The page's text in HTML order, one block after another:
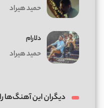
حمید هیراد
دلارام
حمید هیراد
دیگران این آهنگ‌ها